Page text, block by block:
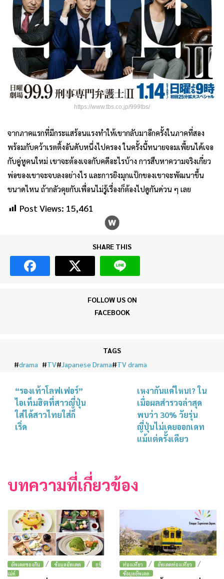
https://www.tbs.co.jp/999tbs/
จากภาคแรกที่มีกระแสร้อนแรงทำให้เขากลับมาอีกครั้งในภาคที่สอง
พร้อมกับคว้าเรตติ้งอันดับหนึ่งไปครอง ในครั้งนี้ทนายจอมเพี้ยนได้เจอ
กับคู่หูคนใหม่ เขาจะต้องเจอกับคดีอะไรบ้าง การสืบหาความจริงเกี่ยว
พ่อของเขาจะจบลงอย่างไร และการยิงมุกแป้กของเขาจะพัฒนาขึ้น
ขนาดไหน ถ้ากลัวคุยกับเพื่อนไม่รู้เรื่องก็ต้องไปดูกันด่วน ๆ เลย
Post Views: 15,461
SHARE THIS
FOLLOW US ON
FACEBOOK
TAGS
#drama #TV#Japanese Drama#TV drama
“รองเท้าโลฟเฟอร์”
ไอเท็มฮิตที่สาวญี่ปุ่น
ใส่ได้สาวไทยใส่ก็
เริ่ด
เหงากันแค่ไหน!? ใน
เมื่อผลสำรวจล่าสุด
พบว่า 30% วัยรุ่น
ญี่ปุ่นไม่เคยออกเดท
แม้แต่ครั้งเดียว
บทความที่เกี่ยวข้อง
อัพเดตของกิน / ข้อมูลอัพเดต /
กูร์
เม่ต์
ท่องเที่ยว / อัพเดตท่องเที่ยว /
ข้อมูลอัพเดต